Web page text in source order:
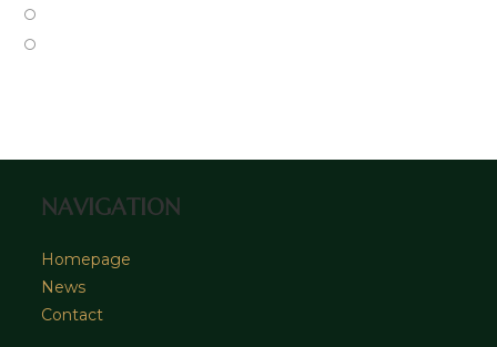
tab
NAVIGATION
Homepage
News
Contact